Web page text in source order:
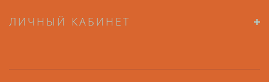
ЛИЧНЫЙ КАБИНЕТ